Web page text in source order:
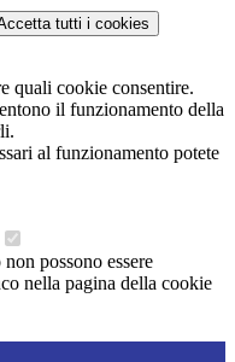
tutti i cookies
quali cookie consentire.
il funzionamento della
al funzionamento potete
possono essere
nella pagina della cookie